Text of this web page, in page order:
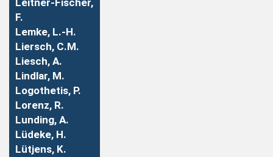
Leitner-Fischer,
F.
Lemke, L.-H.
Liersch, C.M.
Liesch, A.
Lindlar, M.
Logothetis, P.
Lorenz, R.
Lunding, A.
Lüdeke, H.
Lütjens, K.